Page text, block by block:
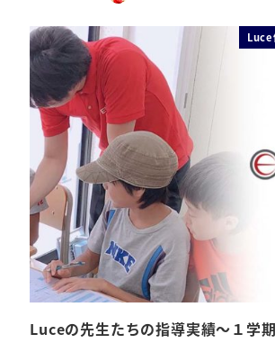
Luce
Luceの先生たちの指導実績～１学